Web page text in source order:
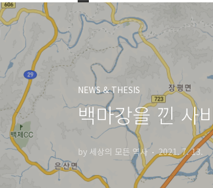
NEWS & THESIS
백마강을 낀 사
by 세상의 모든 역사 2021. 7. 13.